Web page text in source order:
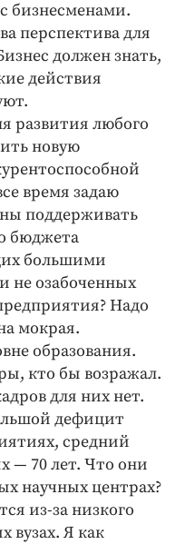
бизнесменами.
перспектива для
должен знать,
действия
развития любого
новую
время задаю
поддерживать
бюджета
большими
не озабоченных
Надо
мокрая.
образования.
кто бы возражал.
для них нет.
дефицит
средний
— 70 лет. Что они
научных центрах?
из-за низкого
вузах. Я как